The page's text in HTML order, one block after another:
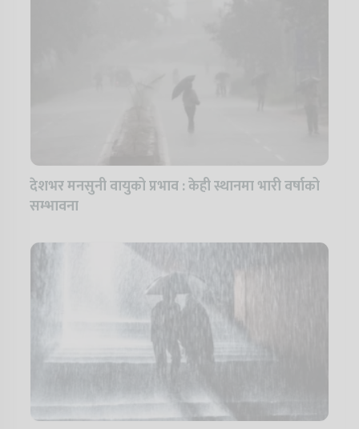
देशभर मनसुनी वायुको प्रभाव : केही स्थानमा भारी वर्षाको
सम्भावना